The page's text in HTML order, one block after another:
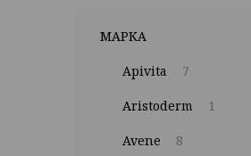
МАРКА
Apivita 7
Aristoderm 1
Avene 8